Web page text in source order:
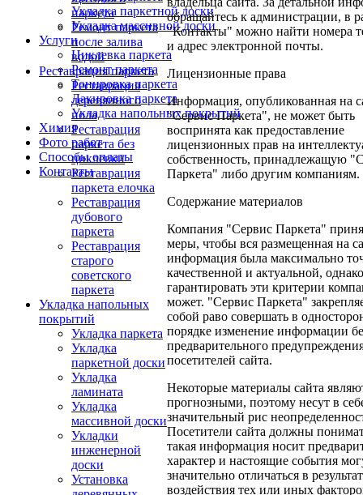
Укладка паркетной доски
Укладка массивной доски
Услуги
Циклевка паркета
Ремонт паркета
Тонировка паркета
Лакировка паркета
Укладка напольных покрытий
Химия
Фото работ
Способы оплаты
Контакты
паркета
Ремонт паркета
после залива
водой
Реставрация паркета
Реставрация
деревянного
пола
Реставрация
паркета без
циклевки
Реставрация
паркета елочка
Реставрация
дубового
паркета
Реставрация
старого
советского
паркета
Укладка напольных
покрытий
Укладка паркета
Укладка
паркетной доски
Укладка
ламината
Укладка
массивной доски
Укладки
инженерной
доски
Установка
обращайтесь к администрации, в
"Контакты" можно найти номера
и адрес электронной почты.
Лицензионные права
Информация, опубликованная на
"Сервис Паркета", не может быть
воспринята как предоставление
лицензионных прав на
собственность, принадлежащую
Паркета" либо другим компаниям.
Содержание материалов
Компания "Сервис Паркета"
меры, чтобы вся размещенная на
информация была максимально
качественной и актуальной, однако
гарантировать эти критерии
может. "Сервис Паркета"
собой раво совершать в
порядке изменение информации
предварительного
посетителей сайта.
Некоторые материалы сайта
прогнозными, поэтому несут в
значительный рис
Посетители сайта должны
такая информация носит
характер и настоящие события
значительно отличаться в результат
воздействия тех или иных